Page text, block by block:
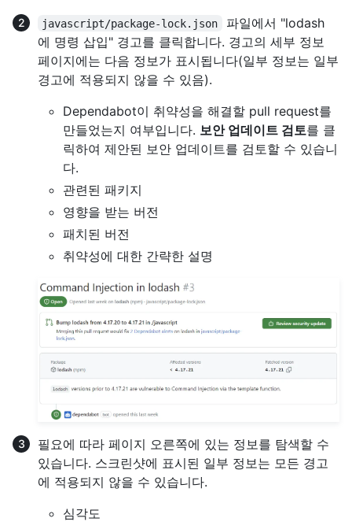
javascript/package-lock.json
파일에서 "lodash
에 명령 삽입" 경고를 클릭합니다. 경고의 세부 정보
페이지에는 다음 정보가 표시됩니다(일부 정보는 일부
경고에 적용되지 않을 수 있음).
Dependabot이 취약성을 해결할 pull request를
만들었는지 여부입니다. 보안 업데이트 검토를 클
릭하여 제안된 보안 업데이트를 검토할 수 있습니
다.
관련된 패키지
영향을 받는 버전
패치된 버전
취약성에 대한 간략한 설명
필요에 따라 페이지 오른쪽에 있는 정보를 탐색할 수
있습니다. 스크린샷에 표시된 일부 정보는 모든 경고
에 적용되지 않을 수 있습니다.
심각도